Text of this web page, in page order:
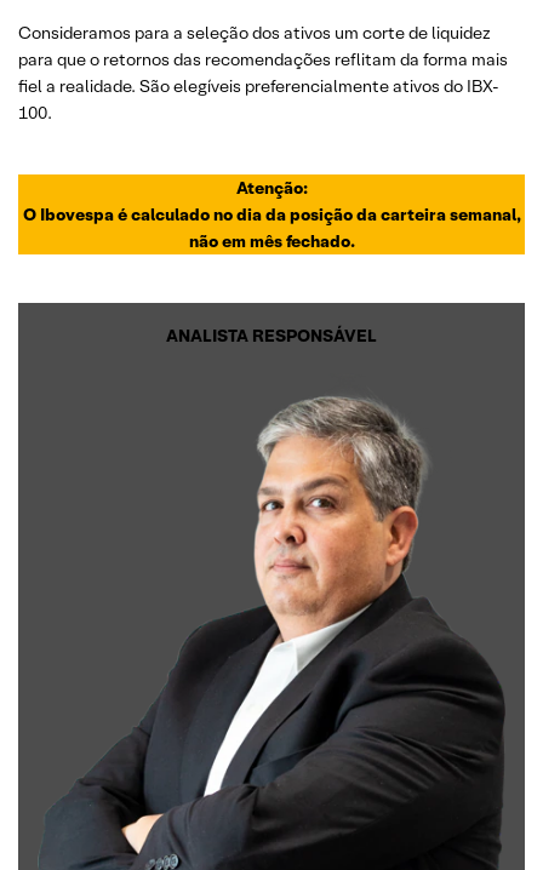
Consideramos para a seleção dos ativos um corte de liquidez
para que o retornos das recomendações reflitam da forma mais
fiel a realidade. São elegíveis preferencialmente ativos do IBX-
100.
Atenção:
O Ibovespa é calculado no dia da posição da carteira semanal,
não em mês fechado.
ANALISTA RESPONSÁVEL